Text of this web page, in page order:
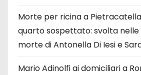
Morte per ricina a
quarto sospettato: svolta nelle
morte di Antonella Di Iesi e
Mario Adinolfi ai domiciliari a